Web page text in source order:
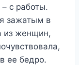
– с работы.
зажатым в
из женщин,
ее бедро.